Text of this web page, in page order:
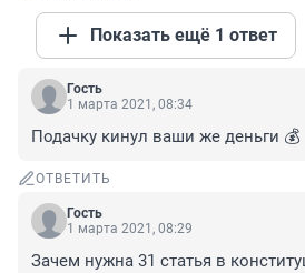
Показать ещё 1 ответ
Гость
1 марта 2021, 08:34
Подачку кинул ваши же деньги 💰
ОТВЕТИТЬ
Гость
1 марта 2021, 08:29
Зачем нужна 31 статья в